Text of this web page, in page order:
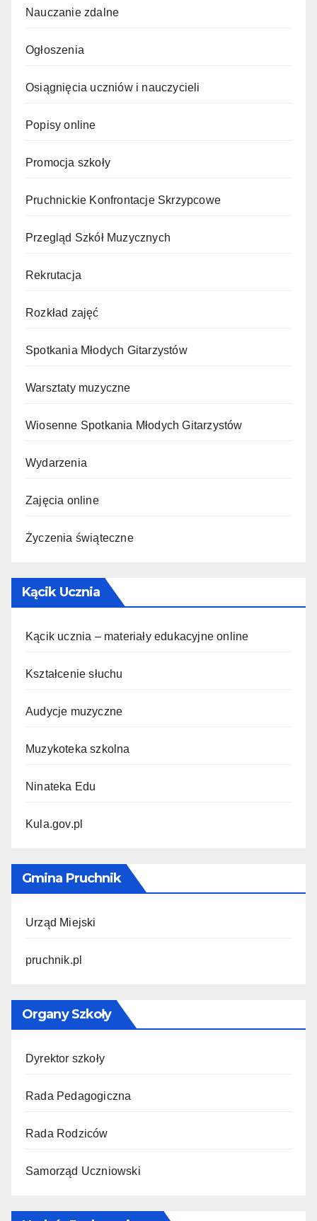
Nauczanie zdalne
Ogłoszenia
Osiągnięcia uczniów i nauczycieli
Popisy online
Promocja szkoły
Pruchnickie Konfrontacje Skrzypcowe
Przegląd Szkół Muzycznych
Rekrutacja
Rozkład zajęć
Spotkania Młodych Gitarzystów
Warsztaty muzyczne
Wiosenne Spotkania Młodych Gitarzystów
Wydarzenia
Zajęcia online
Życzenia świąteczne
Kącik Ucznia
Kącik ucznia – materiały edukacyjne online
Kształcenie słuchu
Audycje muzyczne
Muzykoteka szkolna
Ninateka Edu
Kula.gov.pl
Gmina Pruchnik
Urząd Miejski
pruchnik.pl
Organy Szkoły
Dyrektor szkoły
Rada Pedagogiczna
Rada Rodziców
Samorząd Uczniowski